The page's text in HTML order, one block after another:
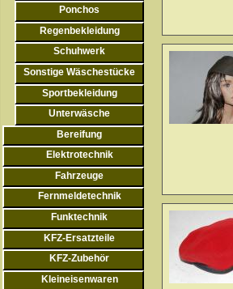
Ponchos
Regenbekleidung
Schuhwerk
Sonstige Wäschestücke
Sportbekleidung
Unterwäsche
Bereifung
Elektrotechnik
Fahrzeuge
Fernmeldetechnik
Funktechnik
KFZ-Ersatzteile
KFZ-Zubehör
Kleineisenwaren